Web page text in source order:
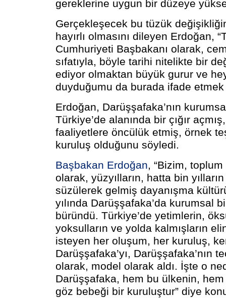
gereklerine uygun bir düzeye
Gerçekleşecek bu tüzük
hayırlı olmasını dileyen Erdoğan,
Cumhuriyeti Başbakanı olarak,
sıfatıyla, böyle tarihi nitelikte bir
ediyor olmaktan büyük gurur ve
duyduğumu da burada ifade
Erdoğan, Darüşşafaka’nın
Türkiye’de alanında bir çığır
faaliyetlere öncülük etmiş, örnek
kuruluş olduğunu söyledi.
Başbakan Erdoğan, “Bizim,
olarak, yüzyılların, hatta bin
süzülerek gelmiş dayanışma
yılında Darüşşafaka’da kurumsal
büründü. Türkiye’de yetimlerin,
yoksulların ve yolda kalmışların
isteyen her oluşum, her kuruluş,
Darüşşafaka’yı, Darüşşafaka’nın
olarak, model olarak aldı. İşte o
Darüşşafaka, hem bu ülkenin,
göz bebeği bir kuruluştur” diye